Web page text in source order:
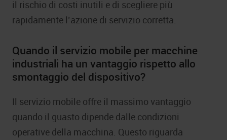
il rischio di costi inutili e di scegliere più
rapidamente l’azione di servizio corretta.
Quando il servizio mobile per macchine
industriali ha un vantaggio rispetto allo
smontaggio del dispositivo?
Il servizio mobile offre il massimo vantaggio
quando il guasto dipende dalle condizioni
operative della macchina. Questo riguarda